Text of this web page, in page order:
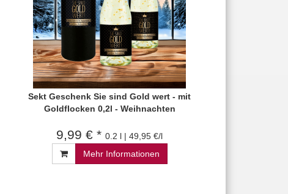
Sekt Geschenk Sie sind Gold wert - mit
Goldflocken 0,2l - Weihnachten
9,99 € * 0.2 l | 49,95 €/l
Mehr Informationen